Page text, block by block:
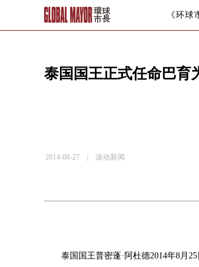
《环球
泰国国王正式任命巴育
2014-08-27 | 滚动新闻
泰国国王普密蓬·阿杜德2014年8月